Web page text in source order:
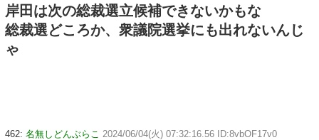
岸田は次の総裁選立候補できないかもな
総裁選どころか、衆議院選挙にも出れないんじ
ゃ
462: 名無しどんぶらこ 2024/06/04(火) 07:32:16.56 ID:8vbOF17v0